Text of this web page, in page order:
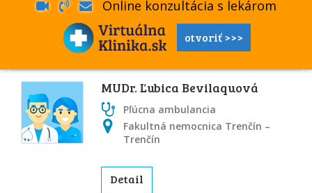
Online konzultácia s lekárom
otvoriť >>>
MUDr. Ľubica Bevilaquová
Pľúcna ambulancia
Fakultná nemocnica Trenčín –
Trenčín
Detail